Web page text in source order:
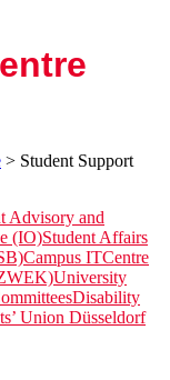
> Student Support
Advisory and
(IO)Student Affairs
Campus ITCentre
University
Disability
Union Düsseldorf